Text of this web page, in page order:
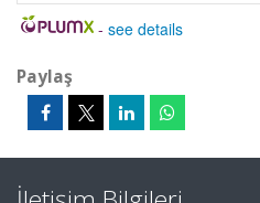
- see details
Paylaş